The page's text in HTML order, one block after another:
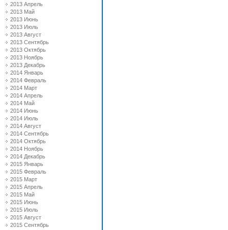
2013 Апрель
2013 Май
2013 Июнь
2013 Июль
2013 Август
2013 Сентябрь
2013 Октябрь
2013 Ноябрь
2013 Декабрь
2014 Январь
2014 Февраль
2014 Март
2014 Апрель
2014 Май
2014 Июнь
2014 Июль
2014 Август
2014 Сентябрь
2014 Октябрь
2014 Ноябрь
2014 Декабрь
2015 Январь
2015 Февраль
2015 Март
2015 Апрель
2015 Май
2015 Июнь
2015 Июль
2015 Август
2015 Сентябрь